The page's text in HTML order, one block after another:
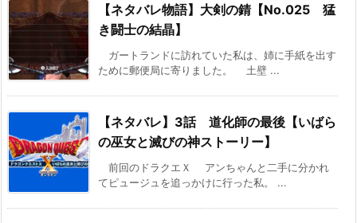
【ネタバレ物語】大剣の錆【No.025 猛
き闘士の結晶】
ガートランドに訪れていた私は、姉に手紙を出す
ために郵便局に寄りました。 土壁 ...
【ネタバレ】3話 道化師の最後【いばら
の巫女と滅びの神ストーリー】
前回のドラクエＸ アンちゃんと二手に分かれ
てピュージュを追っかけに行った私。 ...